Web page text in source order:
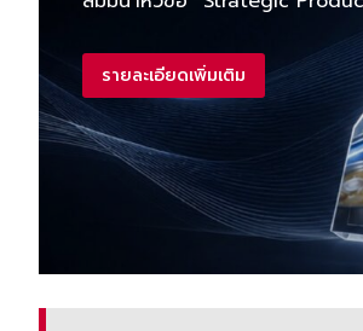
รายละเอียดเพิ่มเติม